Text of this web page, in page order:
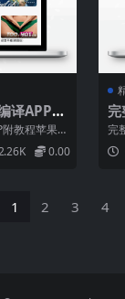
译APP附
教程苹果C
APP，原生
，精致ui0.00
帮
完
台
定
1 2 3 4